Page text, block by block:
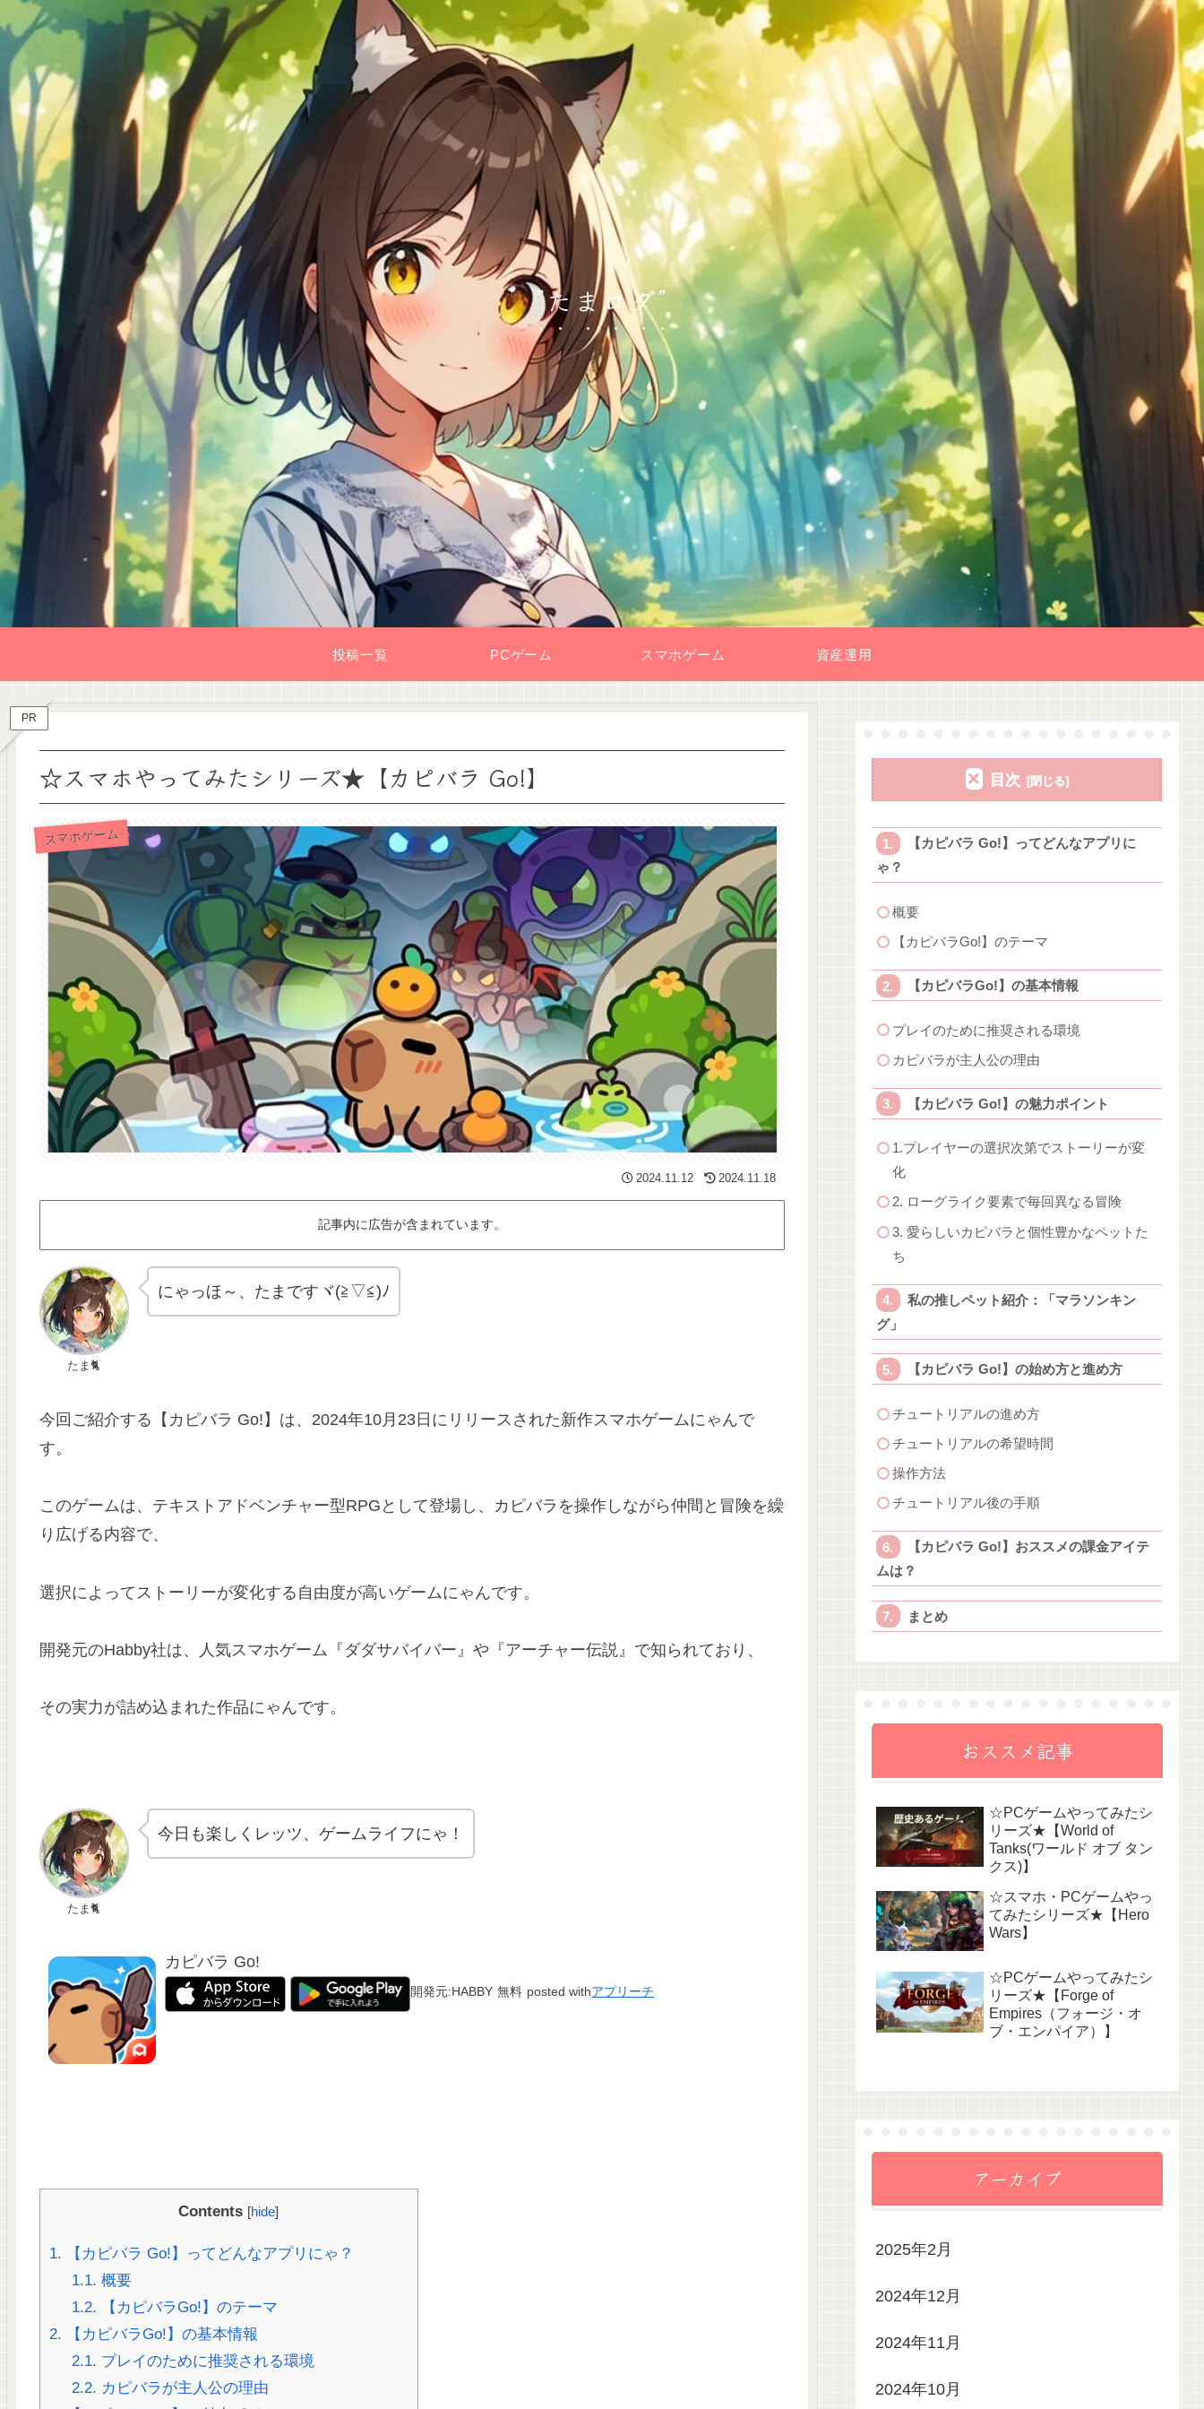
”たまログ”
投稿一覧 PCゲーム スマホゲーム 資産運用
PR
☆スマホやってみたシリーズ★【カピバラ Go!】
スマホゲーム
2024.11.12 2024.11.18
記事内に広告が含まれています。
たま🐈
にゃっほ～、たまですヾ(≧▽≦)ﾉ
今回ご紹介する【カピバラ Go!】は、2024年10月23日にリリースされた新作スマホゲームにゃんで
す。
このゲームは、テキストアドベンチャー型RPGとして登場し、カピバラを操作しながら仲間と冒険を繰
り広げる内容で、
選択によってストーリーが変化する自由度が高いゲームにゃんです。
開発元のHabby社は、人気スマホゲーム『ダダサバイバー』や『アーチャー伝説』で知られており、
その実力が詰め込まれた作品にゃんです。
たま🐈
今日も楽しくレッツ、ゲームライフにゃ！
カピバラ Go!
開発元:HABBY 無料 posted withアプリーチ
Contents [hide]
1. 【カピバラ Go!】ってどんなアプリにゃ？
1.1. 概要
1.2. 【カピバラGo!】のテーマ
2. 【カピバラGo!】の基本情報
2.1. プレイのために推奨される環境
2.2. カピバラが主人公の理由
目次
【カピバラ Go!】ってどんなアプリに
ゃ？
概要
【カピバラGo!】のテーマ
【カピバラGo!】の基本情報
プレイのために推奨される環境
カピバラが主人公の理由
【カピバラ Go!】の魅力ポイント
1.プレイヤーの選択次第でストーリーが変
化
2. ローグライク要素で毎回異なる冒険
3. 愛らしいカピバラと個性豊かなペットた
ち
私の推しペット紹介：「マラソンキン
グ」
【カピバラ Go!】の始め方と進め方
チュートリアルの進め方
チュートリアルの希望時間
操作方法
チュートリアル後の手順
【カピバラ Go!】おススメの課金アイテ
ムは？
まとめ
おススメ記事
☆PCゲームやってみたシ
リーズ★【World of
Tanks(ワールド オブ タン
クス)】
☆スマホ・PCゲームやっ
てみたシリーズ★【Hero
Wars】
☆PCゲームやってみたシ
リーズ★【Forge of
Empires（フォージ・オ
ブ・エンパイア）】
アーカイブ
2025年2月
2024年12月
2024年11月
2024年10月